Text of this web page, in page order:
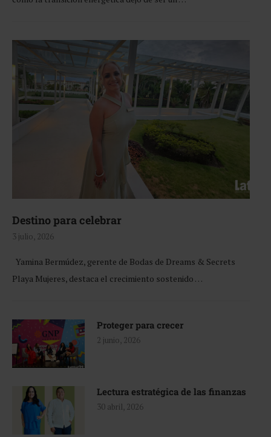
Destino para celebrar
3 julio, 2026
Yamina Bermúdez, gerente de Bodas de Dreams & Secrets
Playa Mujeres, destaca el crecimiento sostenido …
Proteger para crecer
2 junio, 2026
Lectura estratégica de las finanzas
30 abril, 2026